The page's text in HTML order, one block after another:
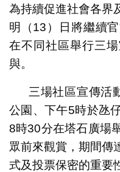
為持續促進社會各界
明（13）日將繼續
在不同社區舉行三
與。
三場社區宣傳活
公園、下午5時於氹
8時30分在塔石廣場
眾前來觀賞，期間傳
式及投票保密的重要